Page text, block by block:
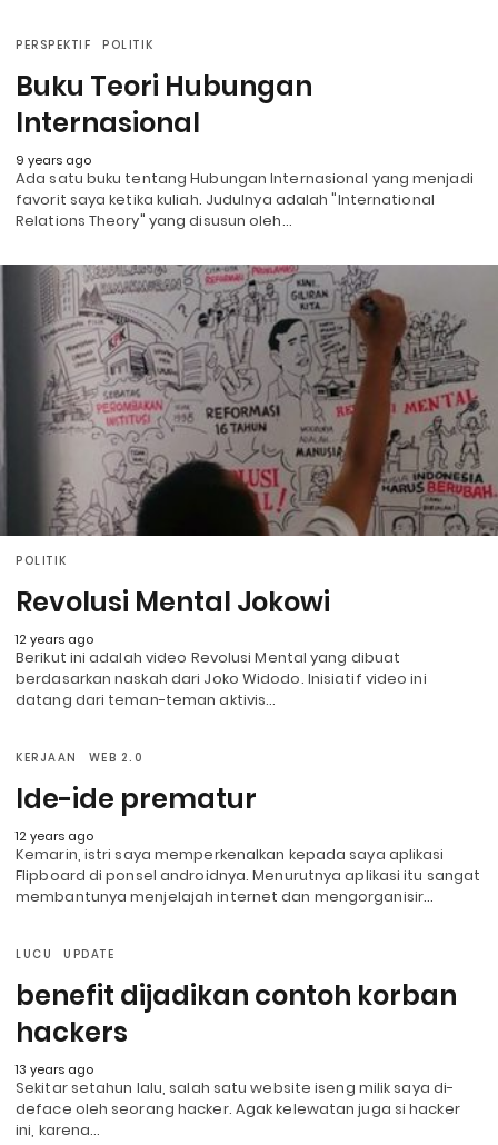
PERSPEKTIF POLITIK
Buku Teori Hubungan
Internasional
9 years ago
Ada satu buku tentang Hubungan Internasional yang menjadi
favorit saya ketika kuliah. Judulnya adalah "International
Relations Theory" yang disusun oleh…
POLITIK
Revolusi Mental Jokowi
12 years ago
Berikut ini adalah video Revolusi Mental yang dibuat
berdasarkan naskah dari Joko Widodo. Inisiatif video ini
datang dari teman-teman aktivis…
KERJAAN WEB 2.0
Ide-ide prematur
12 years ago
Kemarin, istri saya memperkenalkan kepada saya aplikasi
Flipboard di ponsel androidnya. Menurutnya aplikasi itu sangat
membantunya menjelajah internet dan mengorganisir…
LUCU UPDATE
benefit dijadikan contoh korban
hackers
13 years ago
Sekitar setahun lalu, salah satu website iseng milik saya di-
deface oleh seorang hacker. Agak kelewatan juga si hacker
ini, karena…